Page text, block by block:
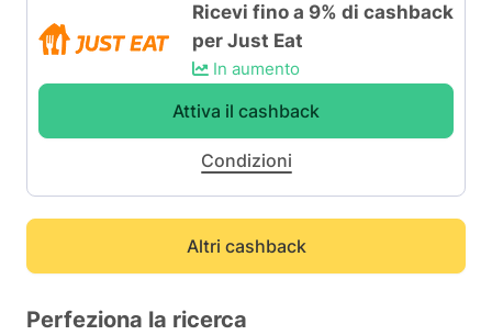
Ricevi fino a 9% di cashback
per Just Eat
In aumento
Attiva il cashback
Condizioni
Altri cashback
Perfeziona la ricerca